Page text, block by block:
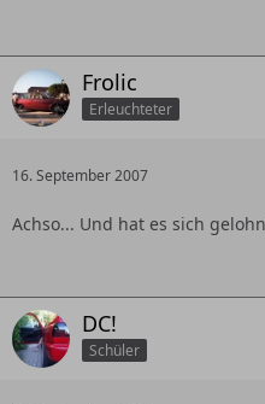
Frolic
Erleuchteter
16. September 2007
Achso... Und hat es sich
DC!
Schüler